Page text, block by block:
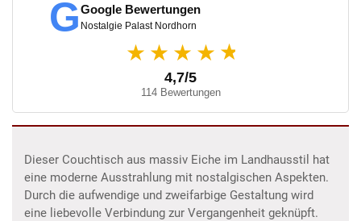
GGoogle Bewertungen
Nostalgie Palast Nordhorn
★★★★ ★
4,7/5
114 Bewertungen
Dieser Couchtisch aus massiv Eiche im Landhausstil hat
eine moderne Ausstrahlung mit nostalgischen Aspekten.
Durch die aufwendige und zweifarbige Gestaltung wird
eine liebevolle Verbindung zur Vergangenheit geknüpft.